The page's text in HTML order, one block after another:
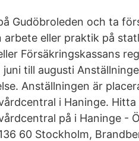
Gudöbroleden och ta
eller praktik på
Försäkringskassans
juni till augusti
Anställningen är
i Haninge.
på i Haninge -
60 Stockholm,